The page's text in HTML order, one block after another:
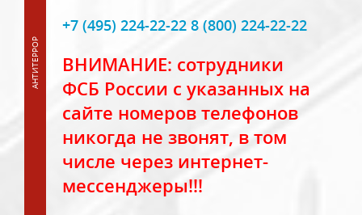
+7 (495) 224-22-22 8 (800) 224-22-22
ВНИМАНИЕ: сотрудники
ФСБ России с указанных на
сайте номеров телефонов
никогда не звонят, в том
числе через интернет-
мессенджеры!!!